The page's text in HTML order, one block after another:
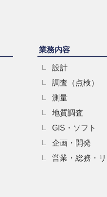
業務内容
設計
調査（点検）
測量
地質調査
GIS・ソフト
企画・開発
営業・総務・